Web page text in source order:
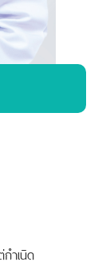
ำเนิด